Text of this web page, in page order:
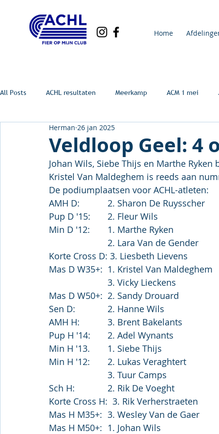
Home
All Posts ACHL resultaten Meerkamp ACM 1 mei
Veldloop Geel: 4
Herman 26 jan 2025
Johan Wils, Siebe Thijs en Marthe
Kristel Van Maldeghem is reeds aan
De podiumplaatsen voor ACHL-atleten:
AMH D:		2. Sharon De Ruysscher
Pup D '15:	2. Fleur Wils
Min D '12:	1. Marthe Ryken
			2. Lara Van de Gender
Korte Cross D: 3. Liesbeth Lievens
Mas D W35+:	1. Kristel Van Maldeghem
			3. Vicky Lieckens
Mas D W50+:	2. Sandy Drouard
Sen D:		2. Hanne Wils
AMH H:		3. Brent Bakelants
Pup H '14:	2. Adel Wynants
Min H '13.	1. Siebe Thijs
Min H '12:	2. Lukas Veraghtert
			3. Tuur Camps
Sch H:		2. Rik De Voeght
Korte Cross H:  3. Rik Verherstraeten
Mas H M35+:	3. Wesley Van de Gaer
Mas H M50+:	1. Johan Wils